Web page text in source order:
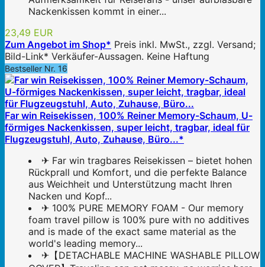
Nackenkissen kommt in einer...
23,49 EUR
Zum Angebot im Shop* Preis inkl. MwSt., zzgl. Versand;
Bild-Link* Verkäufer-Aussagen. Keine Haftung
Bestseller Nr. 16
Far win Reisekissen, 100% Reiner Memory-Schaum, U-
förmiges Nackenkissen, super leicht, tragbar, ideal für
Flugzeugstuhl, Auto, Zuhause, Büro...*
✈ Far win tragbares Reisekissen – bietet hohen
Rückprall und Komfort, und die perfekte Balance
aus Weichheit und Unterstützung macht Ihren
Nacken und Kopf...
✈ 100% PURE MEMORY FOAM - Our memory
foam travel pillow is 100% pure with no additives
and is made of the exact same material as the
world's leading memory...
✈【DETACHABLE MACHINE WASHABLE PILLOW